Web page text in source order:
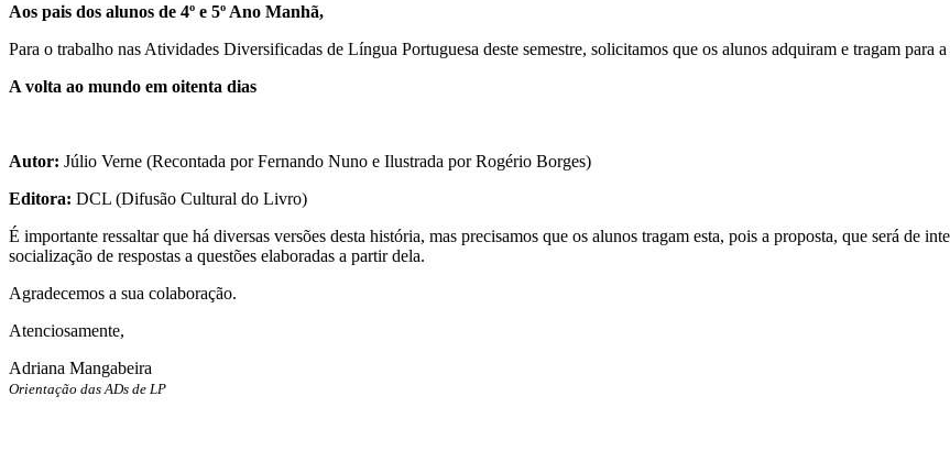
Aos pais dos alunos de 4º e 5º Ano Manhã,
Para o trabalho nas Atividades Diversificadas de Língua Portuguesa deste semestre, solicitamos que os alunos adquiram e tragam para
A volta ao mundo em oitenta dias
Autor: Júlio Verne (Recontada por Fernando Nuno e Ilustrada por Rogério Borges)
Editora: DCL (Difusão Cultural do Livro)
É importante ressaltar que há diversas versões desta história, mas precisamos que os alunos tragam esta, pois a proposta, que será de
socialização de respostas a questões elaboradas a partir dela.
Agradecemos a sua colaboração.
Atenciosamente,
Adriana Mangabeira
Orientação das ADs de LP